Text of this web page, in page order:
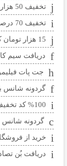
تخفیف 50 هزار تومانی خرید محصولات پروتئینی اسنپ فود
تخفیف 70 درصدی اشتراک دیجی پلاس از دیجی کالا
15 هزار تومان کد تخفیف خرید نان از اسنپ فود
دریافت سیم
جت پات
گردونه شانس
%100 کد تخفیف اشتراک 3 ماهه دیجی پلاس از دیجی کالا
گردونه شانس بانی مد
خرید از فروشگاه اُمارکت
دریافت بُن